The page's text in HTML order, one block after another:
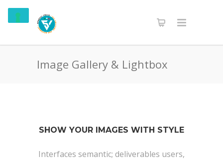
Image Gallery & Lightbox
SHOW YOUR IMAGES WITH STYLE
Interfaces semantic; deliverables users,